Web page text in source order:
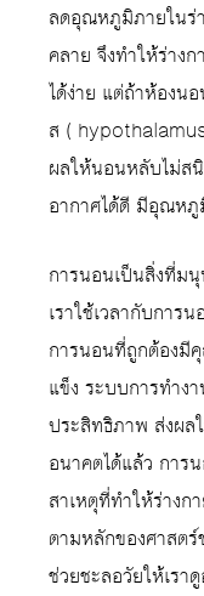
ลดอุณหภูมิภายในร่
คลาย จึงทำให้ร่าง
ได้ง่าย แต่ถ้าห้องน
ส (
ผลให้นอนหลับไม่ส
อากาศได้ดี มีอุณห
การนอนเป็นสิ่งที่ม
เราใช้เวลากับการ
การนอนที่ถูกต้องมี
แข็ง ระบบการทำง
ประสิทธิภาพ ส่งผล
อนาคตได้แล้ว การ
สาเหตุที่ทำให้ร่าง
ตามหลักของศาสต
ช่วยชะลอวัยให้เรา